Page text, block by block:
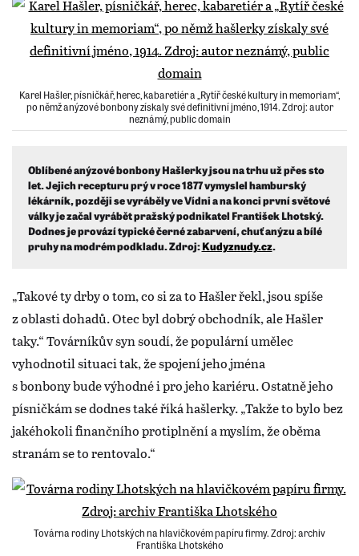
Karel Hašler, písničkář, herec, kabaretiér a „Rytíř české kultury in memoriam“,
po němž anýzové bonbony získaly své definitivní jméno, 1914. Zdroj: autor
neznámý, public domain
Oblíbené anýzové bonbony Hašlerky jsou na trhu už přes sto
let. Jejich recepturu prý v roce 1877 vymyslel hamburský
lékárník, později se vyráběly ve Vídni a na konci první světové
války je začal vyrábět pražský podnikatel František Lhotský.
Dodnes je provází typické černé zabarvení, chuť anýzu a bílé
pruhy na modrém podkladu. Zdroj:Kudyznudy.cz.
„Takové ty drby o tom, co si za to Hašler řekl, jsou spíše
z oblasti dohadů. Otec byl dobrý obchodník, ale Hašler
taky.“ Továrníkův syn soudí, že populární umělec
vyhodnotil situaci tak, že spojení jeho jména
s bonbony bude výhodné i pro jeho kariéru. Ostatně jeho
písničkám se dodnes také říká hašlerky. „Takže to bylo bez
jakéhokoli finančního protiplnění a myslím, že oběma
stranám se to rentovalo.“
Továrna rodiny Lhotských na hlavičkovém papíru firmy. Zdroj: archiv
Františka Lhotského